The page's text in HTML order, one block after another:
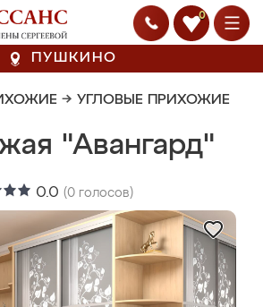
0
ПУШКИНО
→ УГЛОВЫЕ ПРИХОЖИЕ
"Авангард"
0.0 (0 голосов)